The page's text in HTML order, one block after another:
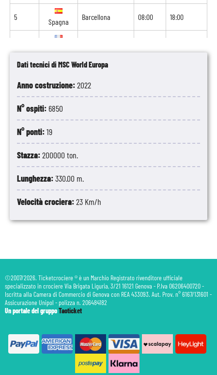
Dati tecnici di MSC World Europa
Anno costruzione:2022
N° ospiti: 6850
N° ponti:19
Stazza:200000 ton.
Lunghezza:330.00 m.
Velocità crociera:23 Km/h
5
Spagna
Barcellona 08:00 18:00
Genova
8 Napoli 13:00 -
©2007/2026. Ticketcrociere ® è un Marchio Registrato rivenditore ufficiale
specializzato in crociere Via Brigata Liguria, 3/21 16121 Genova - P.Iva 06206400720 -
Iscritta alla Camera di Commercio di Genova con REA 433093. Aut. Prov. n° 6167/131601 -
Assicurazione Unipol - polizza n. 206484182
Un portale del gruppoTaoticket